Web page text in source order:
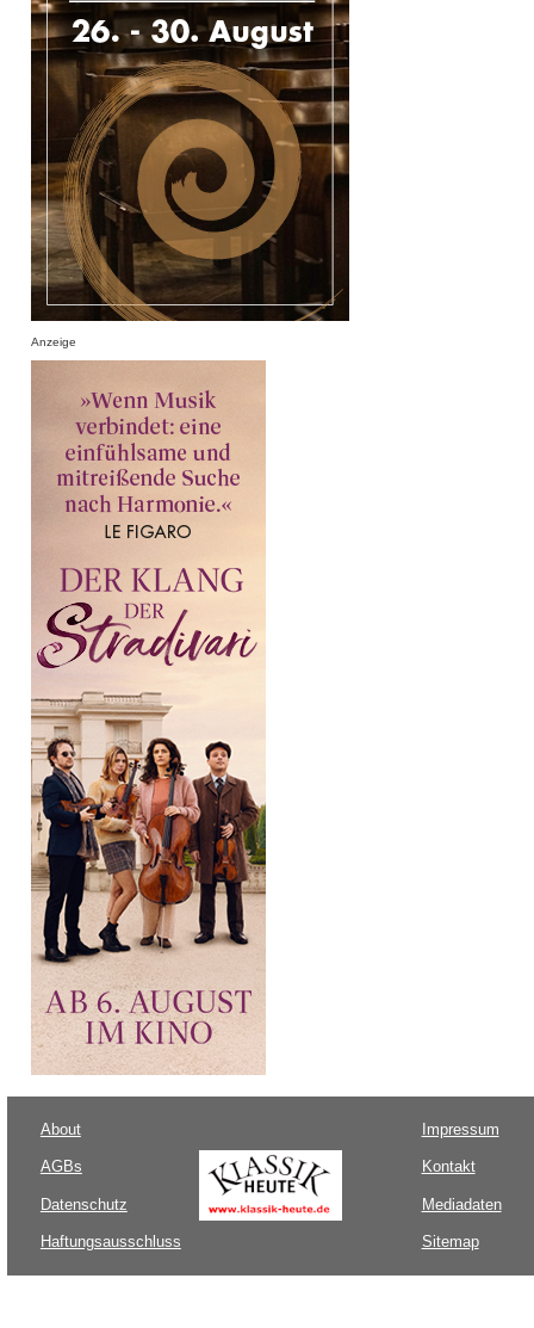
Anzeige
About
AGBs
Datenschutz
Haftungsausschluss
Impressum
Kontakt
Mediadaten
Sitemap